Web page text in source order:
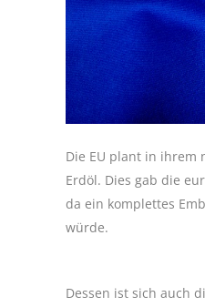
Die EU plant in ihrem
Erdöl. Dies gab die
da ein komplettes
würde.
Dessen ist sich auch